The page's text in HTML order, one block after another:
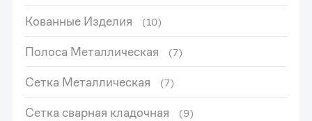
Кованные Изделия (10)
Полоса Металлическая (7)
Сетка Металлическая (7)
Сетка сварная кладочная (9)